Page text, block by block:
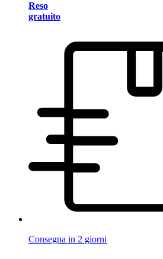
Reso
gratuito
Consegna in 2 giorni